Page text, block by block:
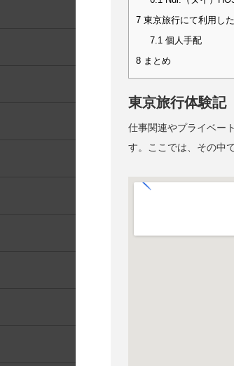
7 東京旅行にて利用し
7.1個人手配
8 まとめ
東京旅行体験記
仕事関連やプライベー
す。ここでは、その中